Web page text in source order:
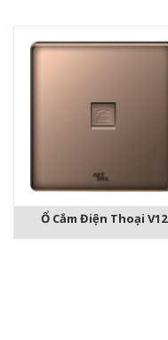
Ổ Cắm Điện Thoại V12